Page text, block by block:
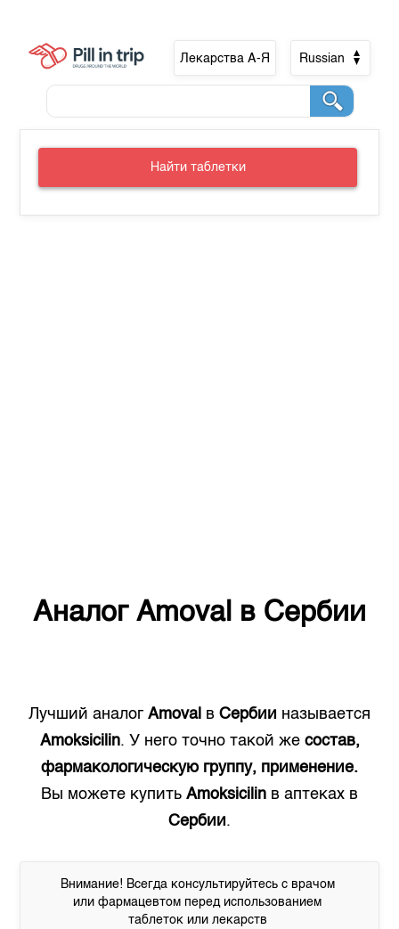
Лекарства А-Я Russian
Найти таблетки
Аналог Amoval в Сербии
Лучший аналог Amoval в Сербии называется
Amoksicilin. У него точно такой же состав,
фармакологическую группу, применение.
Вы можете купить Amoksicilin в аптеках в
Сербии.
Внимание! Всегда консультируйтесь с врачом
или фармацевтом перед использованием
таблеток или лекарств